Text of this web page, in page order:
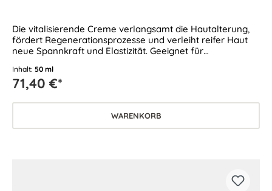
Die vitalisierende Creme verlangsamt die Hautalterung,
fördert Regenerationsprozesse und verleiht reifer Haut
neue Spannkraft und Elastizität. Geeignet für
Inhalt: 50 ml
71,40 €*
WARENKORB